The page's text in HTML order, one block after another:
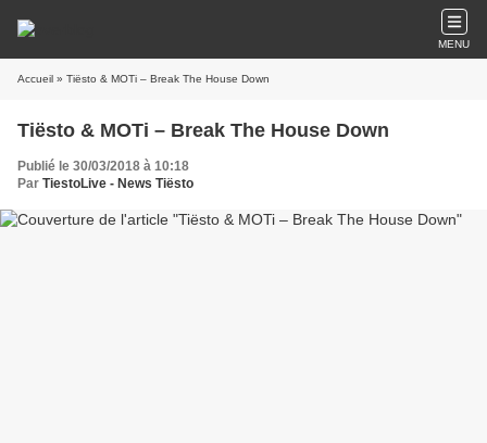
MENU
Accueil » Tiësto & MOTi – Break The House Down
Tiësto & MOTi – Break The House Down
Publié le 30/03/2018 à 10:18
Par TiestoLive - News Tiësto